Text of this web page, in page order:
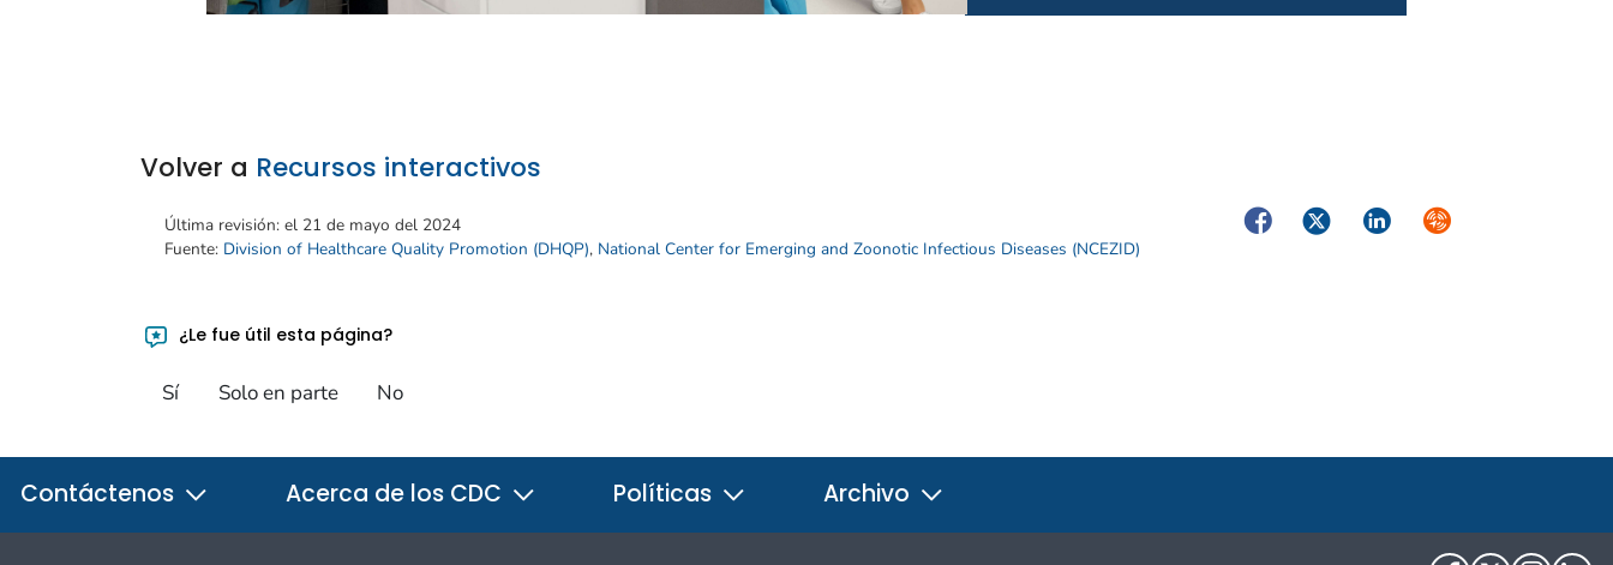
Volver a Recursos interactivos
Última revisión: el 21 de mayo del 2024
Fuente: Division of Healthcare Quality Promotion (DHQP), National Center for Emerging and Zoonotic Infectious Diseases (NCEZID)
FacebookTwitterLinkedInSyndicate
¿Le fue útil esta página?
Sí Solo en parte No
Contáctenos Acerca de los CDC Políticas Archivo